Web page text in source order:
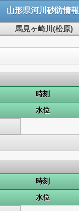
山形県河川砂防情報
馬見ヶ崎川(松原)
時刻
水位
時刻
水位